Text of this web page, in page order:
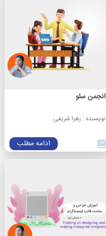
انجمن سئو
نویسنده : زهرا شریفی
ادامه مطلب